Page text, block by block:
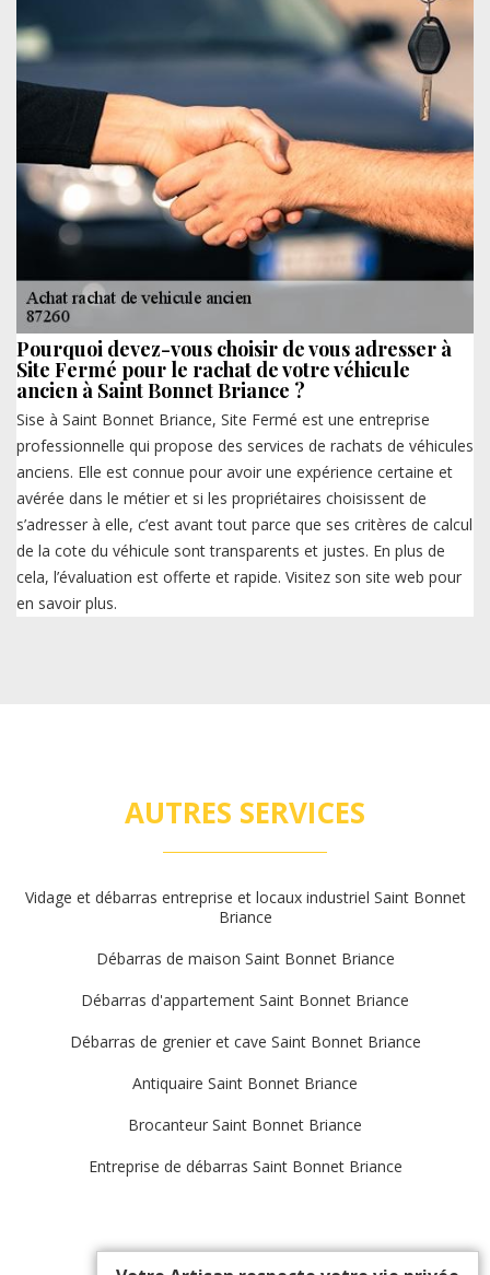
Pourquoi devez-vous choisir de vous adresser à
Site Fermé pour le rachat de votre véhicule
ancien à Saint Bonnet Briance ?
Sise à Saint Bonnet Briance, Site Fermé est une entreprise
professionnelle qui propose des services de rachats de véhicules
anciens. Elle est connue pour avoir une expérience certaine et
avérée dans le métier et si les propriétaires choisissent de
s’adresser à elle, c’est avant tout parce que ses critères de calcul
de la cote du véhicule sont transparents et justes. En plus de
cela, l’évaluation est offerte et rapide. Visitez son site web pour
en savoir plus.
AUTRES SERVICES
Vidage et débarras entreprise et locaux industriel Saint Bonnet
Briance
Débarras de maison Saint Bonnet Briance
Débarras d'appartement Saint Bonnet Briance
Débarras de grenier et cave Saint Bonnet Briance
Antiquaire Saint Bonnet Briance
Brocanteur Saint Bonnet Briance
Entreprise de débarras Saint Bonnet Briance